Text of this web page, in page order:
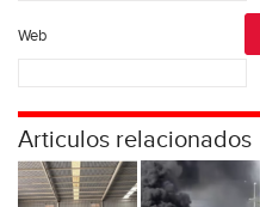
Web
Articulos relacionados